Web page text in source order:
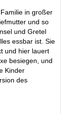
in großer
und so
und Gretel
essbar ist. Sie
und hier lauert
besiegen, und
Kinder
des